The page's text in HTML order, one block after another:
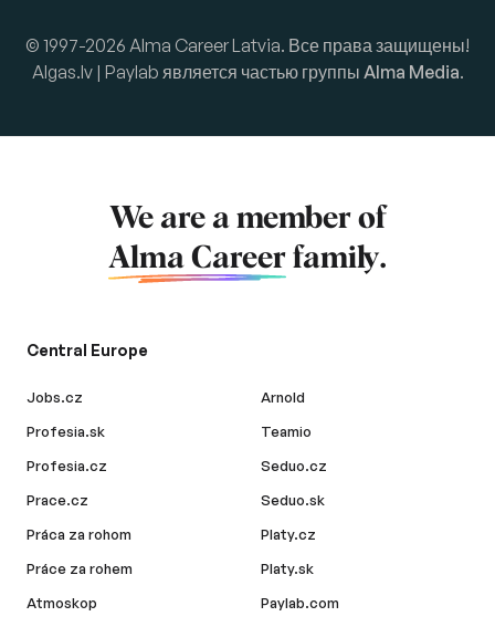
© 1997-2026 Alma Career Latvia. Все права защищены!
Algas.lv | Paylab является частью группы Alma Media.
We are a member of
Alma Career family.
Central Europe
Jobs.cz
Profesia.sk
Profesia.cz
Prace.cz
Práca za rohom
Práce za rohem
Atmoskop
Arnold
Teamio
Seduo.cz
Seduo.sk
Platy.cz
Platy.sk
Paylab.com